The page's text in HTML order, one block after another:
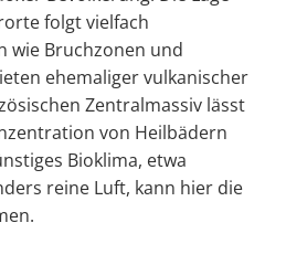
folgt vielfach
wie Bruchzonen und
ehemaliger vulkanischer
Zentralmassiv lässt
von Heilbädern
Bioklima, etwa
reine Luft, kann hier die